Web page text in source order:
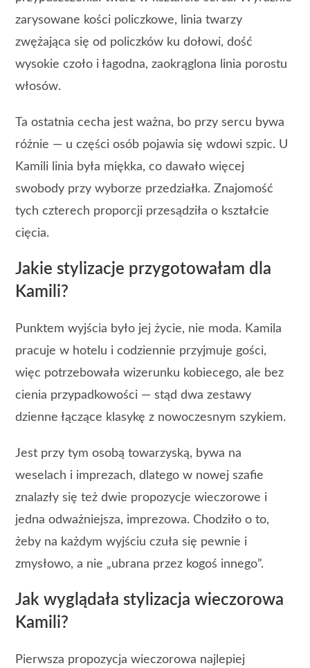
zarysowane kości policzkowe, linia twarzy
zwężająca się od policzków ku dołowi, dość
wysokie czoło i łagodna, zaokrąglona linia porostu
włosów.
Ta ostatnia cecha jest ważna, bo przy sercu bywa
różnie — u części osób pojawia się wdowi szpic. U
Kamili linia była miękka, co dawało więcej
swobody przy wyborze przedziałka. Znajomość
tych czterech proporcji przesądziła o kształcie
cięcia.
Jakie stylizacje przygotowałam dla
Kamili?
Punktem wyjścia było jej życie, nie moda. Kamila
pracuje w hotelu i codziennie przyjmuje gości,
więc potrzebowała wizerunku kobiecego, ale bez
cienia przypadkowości — stąd dwa zestawy
dzienne łączące klasykę z nowoczesnym szykiem.
Jest przy tym osobą towarzyską, bywa na
weselach i imprezach, dlatego w nowej szafie
znalazły się też dwie propozycje wieczorowe i
jedna odważniejsza, imprezowa. Chodziło o to,
żeby na każdym wyjściu czuła się pewnie i
zmysłowo, a nie „ubrana przez kogoś innego”.
Jak wyglądała stylizacja wieczorowa
Kamili?
Pierwsza propozycja wieczorowa najlepiej